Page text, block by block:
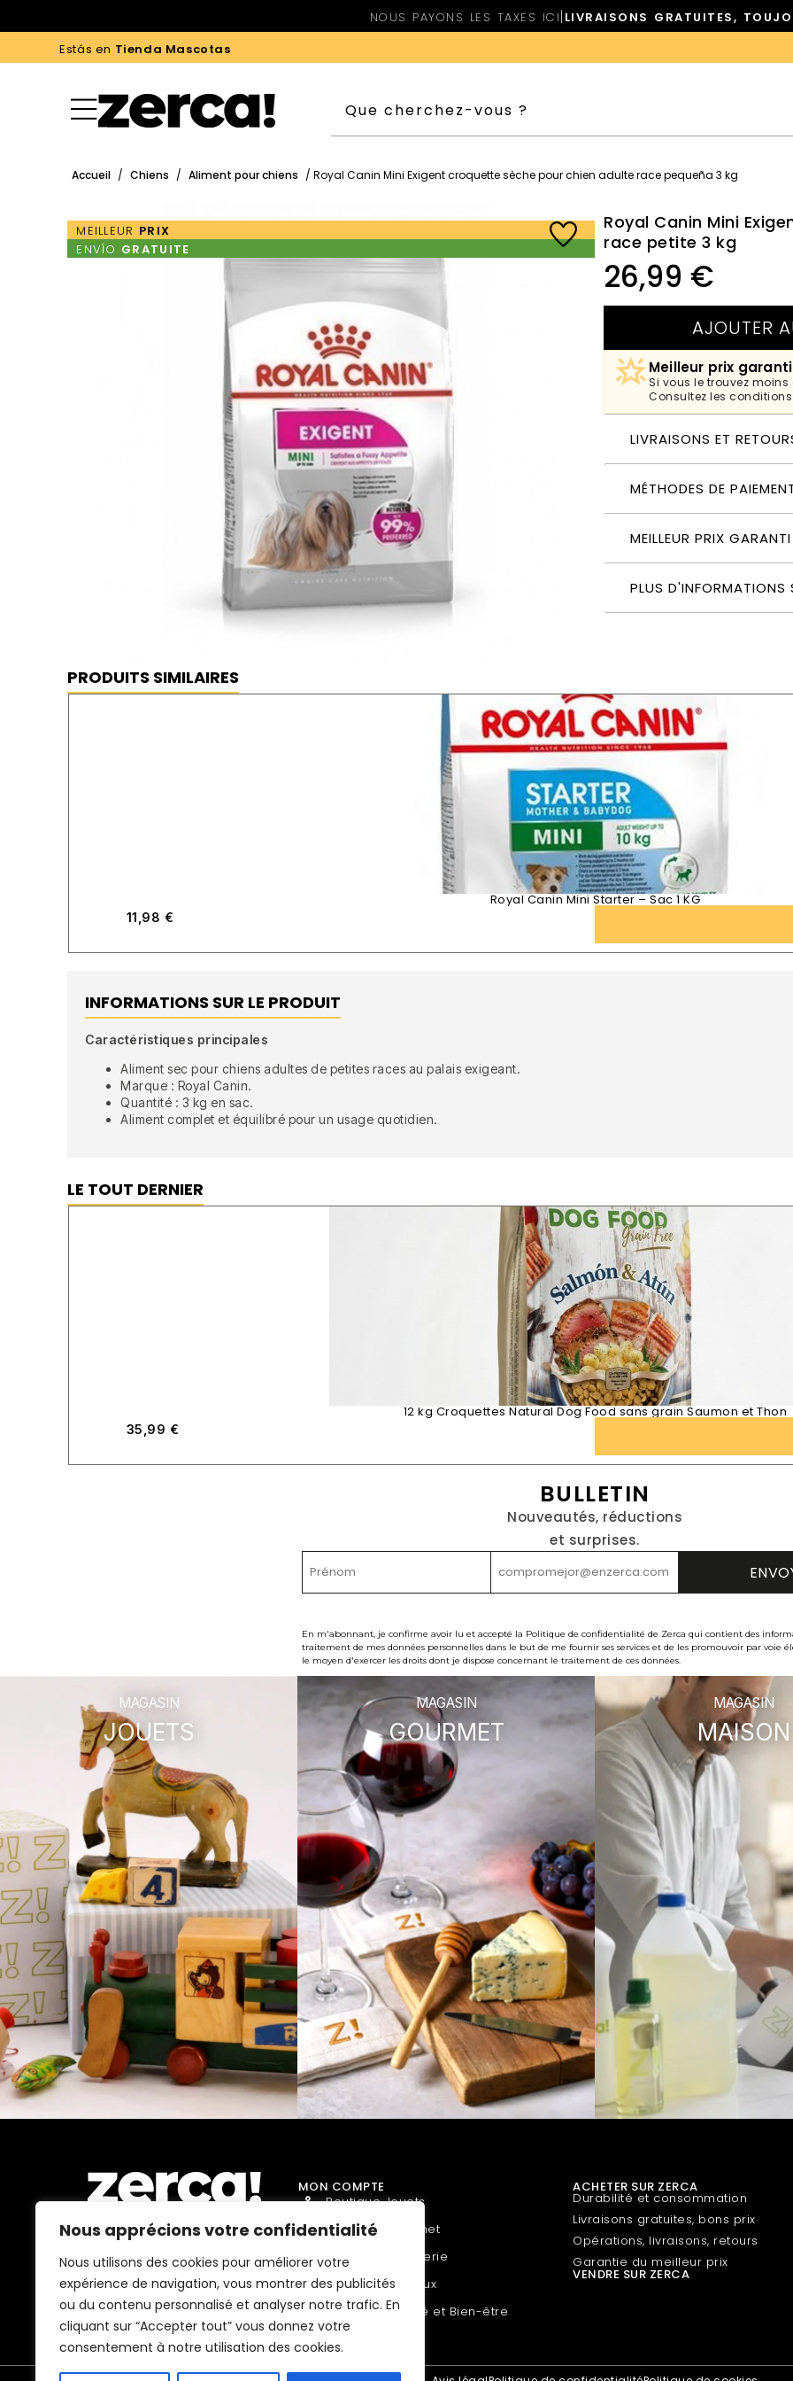
Nous apprécions votre confidentialité
Nous utilisons des cookies pour améliorer votre
expérience de navigation, vous montrer des publicités
ou du contenu personnalisé et analyser notre trafic. En
cliquant sur “Accepter tout” vous donnez votre
consentement à notre utilisation des cookies.
NOUS PAYONS LES TAXES ICI| LIVRAISONS GRATUITES,
Estás en Tienda Mascotas
Accueil / Chiens / Aliment pour chiens / Royal Canin Mini Exigent croquette sèche pour chien adulte race pequeña 3 kg
MEILLEUR PRIX
ENVÍO GRATUITE
Royal Canin Mini
race petite 3 kg
26,99 €
AJOUTER
Meilleur prix garanti
Si vous le trouvez
Consultez les conditions
LIVRAISONS ET
MÉTHODES DE
MEILLEUR PRIX GARANTI
PLUS D'INFORMATIONS
Royal Canin Mini Exigent aliments secs pour chien adulte race petite 3 kg
PRODUITS SIMILAIRES
Royal Canin Mini Starter – Sac 1 KG
11,98 €
INFORMATIONS SUR LE PRODUIT
Caractéristiques principales
Aliment sec pour chiens adultes de petites races au palais exigeant.
Marque : Royal Canin.
Quantité : 3 kg en sac.
Aliment complet et équilibré pour un usage quotidien.
LE TOUT DERNIER
12 kg Croquettes Natural Dog Food sans grain Saumon et Thon
35,99 €
BULLETIN
Nouveautés, réductions
et surprises.
En m'abonnant, je confirme avoir lu et accepté la Politique de confidentialité de Zerca qui contient des
traitement de mes données personnelles dans le but de me fournir ses services et de les promouvoir par voie
le moyen d'exercer les droits dont je dispose concernant le traitement de ces données.
MAGASIN
JOUETS
MAGASIN
GOURMET
MAGASIN
MAISON
Commerces, producteurs et
distributeurs locaux. Ils paient
des impôts ici et dynamisent
l'économie et l'emploi dans
votre communauté.
MON COMPTE
Boutique Jouets
Boutique Gourmet
Boutique Droguerie
Boutique Animaux
Boutique Beauté et Bien-être
ACHETER SUR ZERCA
Durabilité et consommation
Livraisons gratuites, bons prix
Opérations, livraisons, retours
Garantie du meilleur prix
VENDRE SUR ZERCA